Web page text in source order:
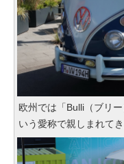
欧州では「Bulli（ブリ
いう愛称で親しまれて